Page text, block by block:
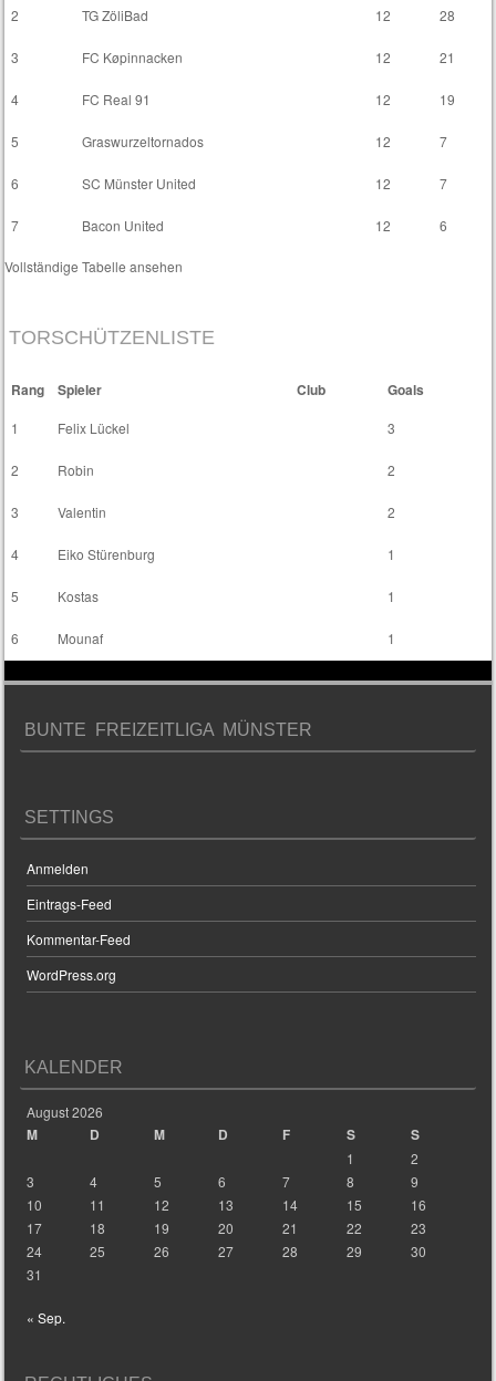
2 TG ZöliBad 12 28
3 FC Køpinnacken 12 21
4 FC Real 91 12 19
5 Graswurzeltornados 12 7
6 SC Münster United 12 7
7 Bacon United 12 6
Vollständige Tabelle ansehen
TORSCHÜTZENLISTE
Rang Spieler Club Goals
1 Felix Lückel 3
2 Robin 2
3 Valentin 2
4 Eiko Stürenburg 1
5 Kostas 1
6 Mounaf 1
BUNTE FREIZEITLIGA MÜNSTER
SETTINGS
Anmelden
Eintrags-Feed
Kommentar-Feed
WordPress.org
KALENDER
August 2026
M D M D F S S
1
2
3
4 5 6 7 8
9
10
11 12 13 14 15
16
17
18 19 20 21 22
23
24
25 26 27 28 29
30
31
« Sep.